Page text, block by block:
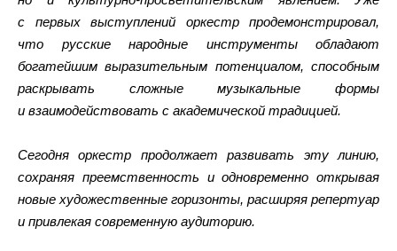
с первых выступлений оркестр продемонстрировал,
что русские народные инструменты обладают
богатейшим выразительным потенциалом, способным
раскрывать сложные музыкальные формы
и взаимодействовать с академической традицией.
Сегодня оркестр продолжает развивать эту линию,
сохраняя преемственность и одновременно открывая
новые художественные горизонты, расширяя репертуар
и привлекая современную аудиторию.